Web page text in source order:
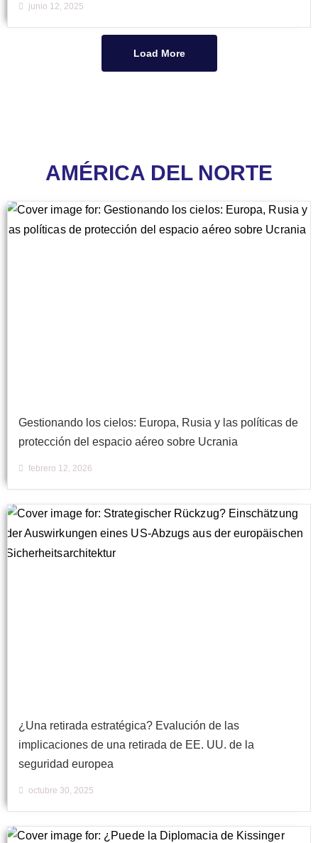
junio 12, 2025
Load More
AMÉRICA DEL NORTE
Gestionando los cielos: Europa, Rusia y las políticas de
protección del espacio aéreo sobre Ucrania
febrero 12, 2026
¿Una retirada estratégica? Evalución de las
implicaciones de una retirada de EE. UU. de la
seguridad europea
octubre 30, 2025